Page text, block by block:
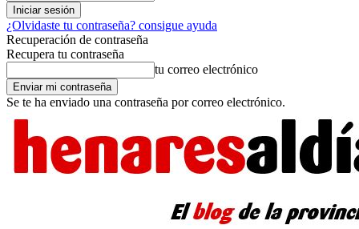
¿Olvidaste tu contraseña? consigue ayuda
Recuperación de contraseña
Recupera tu contraseña
tu correo electrónico
Se te ha enviado una contraseña por correo electrónico.